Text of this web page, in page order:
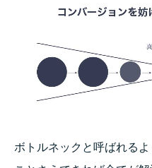
ボトルネックと呼ばれる